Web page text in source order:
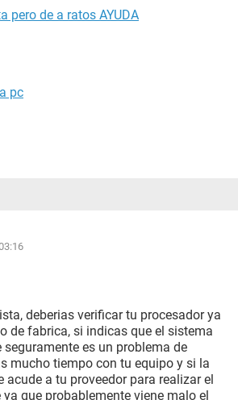
pero de a ratos AYUDA
pc
deberias verificar tu procesador ya
de fabrica, si indicas que el sistema
seguramente es un problema de
mucho tiempo con tu equipo y si la
acude a tu proveedor para realizar el
que probablemente viene malo el